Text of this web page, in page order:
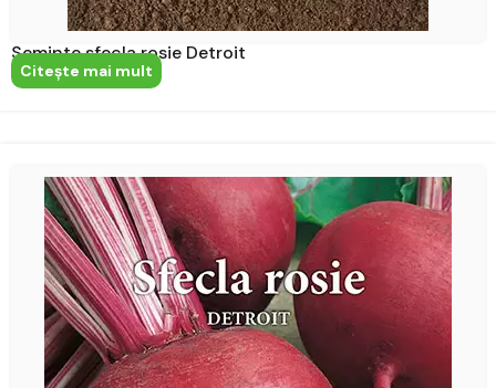
Seminte sfecla rosie Detroit
Citeşte mai mult